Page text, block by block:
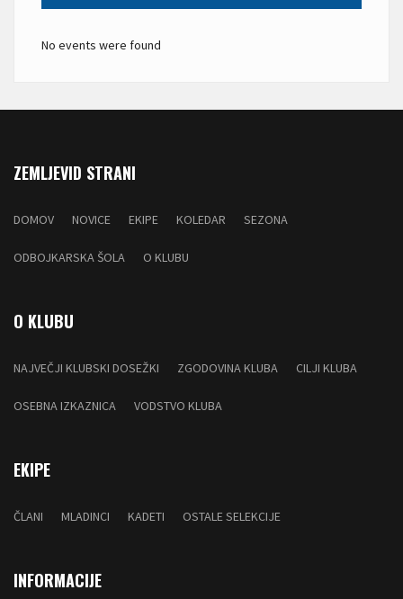
No events were found
ZEMLJEVID STRANI
DOMOV NOVICE EKIPE KOLEDAR SEZONA
ODBOJKARSKA ŠOLA O KLUBU
O KLUBU
NAJVEČJI KLUBSKI DOSEŽKI ZGODOVINA KLUBA CILJI KLUBA
OSEBNA IZKAZNICA VODSTVO KLUBA
EKIPE
ČLANI MLADINCI KADETI OSTALE SELEKCIJE
INFORMACIJE